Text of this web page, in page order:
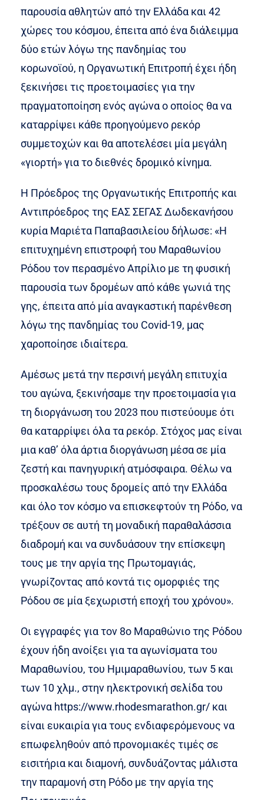
παρουσία αθλητών από την Ελλάδα και 42
χώρες του κόσμου, έπειτα από ένα διάλειμμα
δύο ετών λόγω της πανδημίας του
κορωνοϊού, η Οργανωτική Επιτροπή έχει ήδη
ξεκινήσει τις προετοιμασίες για την
πραγματοποίηση ενός αγώνα ο οποίος θα να
καταρρίψει κάθε προηγούμενο ρεκόρ
συμμετοχών και θα αποτελέσει μία μεγάλη
«γιορτή» για το διεθνές δρομικό κίνημα.
Η Πρόεδρος της Οργανωτικής Επιτροπής και
Αντιπρόεδρος της ΕΑΣ ΣΕΓΑΣ Δωδεκανήσου
κυρία Μαριέτα Παπαβασιλείου δήλωσε: «Η
επιτυχημένη επιστροφή του Μαραθωνίου
Ρόδου τον περασμένο Απρίλιο με τη φυσική
παρουσία των δρομέων από κάθε γωνιά της
γης, έπειτα από μία αναγκαστική παρένθεση
λόγω της πανδημίας του Covid-19, μας
χαροποίησε ιδιαίτερα.
Αμέσως μετά την περσινή μεγάλη επιτυχία
του αγώνα, ξεκινήσαμε την προετοιμασία για
τη διοργάνωση του 2023 που πιστεύουμε ότι
θα καταρρίψει όλα τα ρεκόρ. Στόχος μας είναι
μια καθ’ όλα άρτια διοργάνωση μέσα σε μία
ζεστή και πανηγυρική ατμόσφαιρα. Θέλω να
προσκαλέσω τους δρομείς από την Ελλάδα
και όλο τον κόσμο να επισκεφτούν τη Ρόδο, να
τρέξουν σε αυτή τη μοναδική παραθαλάσσια
διαδρομή και να συνδυάσουν την επίσκεψη
τους με την αργία της Πρωτομαγιάς,
γνωρίζοντας από κοντά τις ομορφιές της
Ρόδου σε μία ξεχωριστή εποχή του χρόνου».
Οι εγγραφές για τον 8ο Μαραθώνιο της Ρόδου
έχουν ήδη ανοίξει για τα αγωνίσματα του
Μαραθωνίου, του Ημιμαραθωνίου, των 5 και
των 10 χλμ., στην ηλεκτρονική σελίδα του
αγώνα https://www.rhodesmarathon.gr/ και
είναι ευκαιρία για τους ενδιαφερόμενους να
επωφεληθούν από προνομιακές τιμές σε
εισιτήρια και διαμονή, συνδυάζοντας μάλιστα
την παραμονή στη Ρόδο με την αργία της